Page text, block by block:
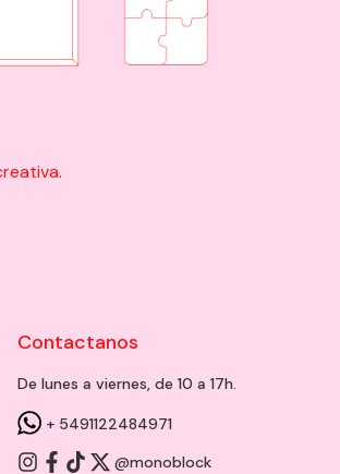
Contactanos
De lunes a viernes, de 10 a 17h.
+ 5491122484971
@monoblock